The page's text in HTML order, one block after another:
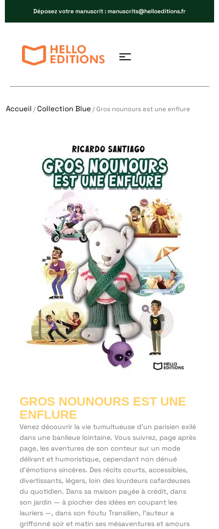
Déposez votre manuscrit : manuscrits@helloeditions.fr
Accueil /Collection Blue / Gros nounours est une enflure
GROS NOUNOURS EST UNE
ENFLURE
Venez découvrir la vie tumultueuse d’un parisien exilé
dans une banlieue lointaine. Vous suivrez, page après
page, les aventures de son conteur sur un mode
délirant et humoristique, cependant non dénué
d’émotions sincères. Des récits courts, accessibles,
divertissants, légers, loin des lourdeurs cafardeuses
du quotidien. Dans sa maison payée à crédit, dans
son jardin — à piocher des idées en coupant les
lauriers —, dans son foutu Transilien, l’auteur a
griffonné soir et matin ses mésaventures et amours